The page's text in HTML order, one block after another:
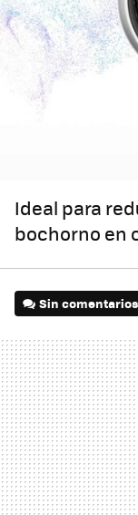
Ideal para
bochorno en
Sin comentarios